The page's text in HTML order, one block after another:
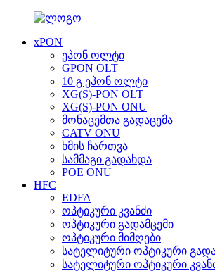
xPON
ეპონ ოლტი
GPON OLT
10 გ ეპონ ოლტი
XG(S)-PON OLT
XG(S)-PON ONU
მონაცემთა გადაცემა
CATV ONU
ხმის ჩართვა
სამმაგი გადახდა
POE ONU
HFC
EDFA
ოპტიკური კვანძი
ოპტიკური გადამცემი
ოპტიკური მიმღები
სატელიტური ოპტიკური
სატელიტური ოპტიკური